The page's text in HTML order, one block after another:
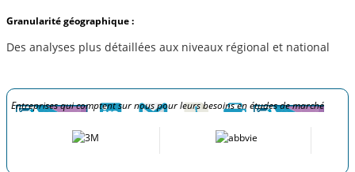
Granularité géographique :
Des analyses plus détaillées aux niveaux régional et national
Entreprises qui comptent sur nous pour leurs besoins en études de marché